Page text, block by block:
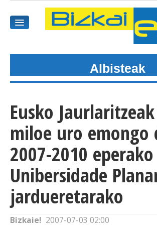
GAIAK
AGENDEA
KOMUNITATEA
ALBISTE GUZTIAK
BIDEOAK
Albisteak
Eusko
miloe uro emongo
2007-2010 eperako
Unibersidade
jardueretarako
Bizkaie! 2007-07-03 02:00